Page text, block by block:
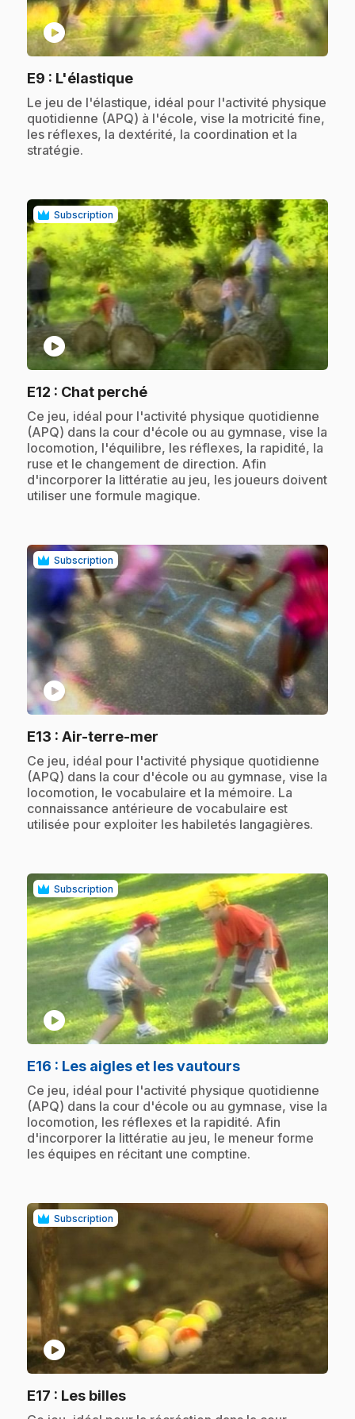
play_circle
E9 : L'élastique.
.Le jeu de l'élastique, idéal pour l'activité physique
quotidienne (APQ) à l'école, vise la motricité fine,
les réflexes, la dextérité, la coordination et la
stratégie.
Subscription
play_circle
E12 : Chat perché.
.Ce jeu, idéal pour l'activité physique quotidienne
(APQ) dans la cour d'école ou au gymnase, vise la
locomotion, l'équilibre, les réflexes, la rapidité, la
ruse et le changement de direction. Afin
d'incorporer la littératie au jeu, les joueurs doivent
utiliser une formule magique.
Subscription
play_circle
E13 : Air-terre-mer
.Ce jeu, idéal pour l'activité physique quotidienne
(APQ) dans la cour d'école ou au gymnase, vise la
locomotion, le vocabulaire et la mémoire. La
connaissance antérieure de vocabulaire est
utilisée pour exploiter les habiletés langagières.
Subscription
play_circle
E16 : Les aigles et les vautours.
.Ce jeu, idéal pour l'activité physique quotidienne
(APQ) dans la cour d'école ou au gymnase, vise la
locomotion, les réflexes et la rapidité. Afin
d'incorporer la littératie au jeu, le meneur forme
les équipes en récitant une comptine.
Subscription
play_circle
E17 : Les billes.